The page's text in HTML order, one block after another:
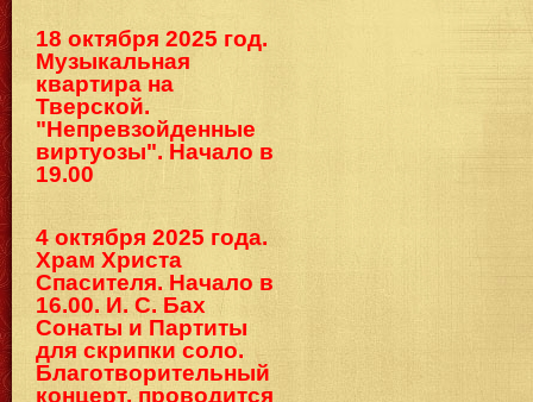
18 октября 2025 год.
Музыкальная
квартира на
Тверской.
"Непревзойденные
виртуозы". Начало в
19.00
4 октября 2025 года.
Храм Христа
Спасителя. Начало в
16.00. И. С. Бах
Сонаты и Партиты
для скрипки соло.
Благотворительный
концерт, проводится